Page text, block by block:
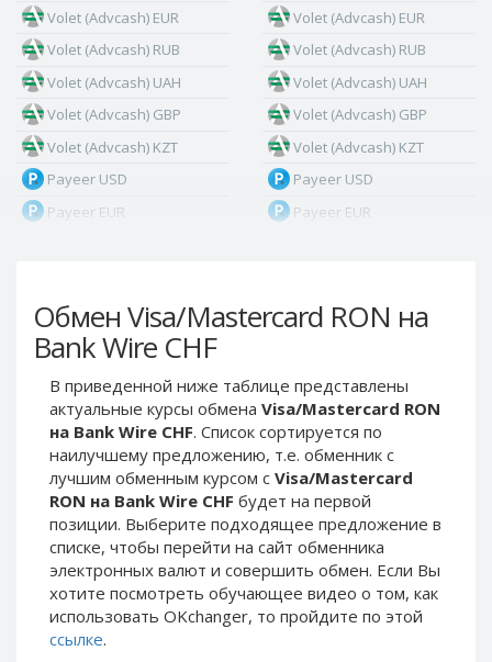
Обмен Visa/Mastercard RON на
Bank Wire CHF
В приведенной ниже таблице представлены
актуальные курсы обмена Visa/Mastercard RON
на Bank Wire CHF. Список сортируется по
наилучшему предложению, т.е. обменник с
лучшим обменным курсом с Visa/Mastercard
RON на Bank Wire CHF будет на первой
позиции. Выберите подходящее предложение в
списке, чтобы перейти на сайт обменника
электронных валют и совершить обмен. Если Вы
хотите посмотреть обучающее видео о том, как
использовать OKchanger, то пройдите по этой
ссылке.
Volet (Advcash) EUR
Volet (Advcash) RUB
Volet (Advcash) UAH
Volet (Advcash) GBP
Volet (Advcash) KZT
Payeer USD
Payeer EUR
Payeer Tether ERC20
(USDT)
Payeer UAH
ЮMoney RUB
ЮMoney KZT
PayPal USD
PayPal EUR
PayPal GBP
PayPal CAD
PayPal AUD
PayPal RUB
PayPal CZK
Volet (Advcash) EUR
Volet (Advcash) RUB
Volet (Advcash) UAH
Volet (Advcash) GBP
Volet (Advcash) KZT
Payeer USD
Payeer EUR
Payeer Tether ERC20
(USDT)
ЮMoney RUB
ЮMoney KZT
PayPal USD
PayPal EUR
PayPal GBP
PayPal CAD
PayPal AUD
PayPal RUB